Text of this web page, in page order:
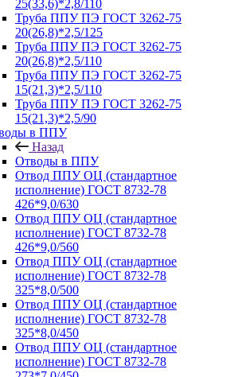
25(33,6)*2,8/110
Труба ППУ ПЭ ГОСТ 3262-75
20(26,8)*2,5/125
Труба ППУ ПЭ ГОСТ 3262-75
20(26,8)*2,5/110
Труба ППУ ПЭ ГОСТ 3262-75
15(21,3)*2,5/110
Труба ППУ ПЭ ГОСТ 3262-75
15(21,3)*2,5/90
в ППУ
Назад
Отводы в ППУ
Отвод ППУ ОЦ (стандартное
исполнение) ГОСТ 8732-78
426*9,0/630
Отвод ППУ ОЦ (стандартное
исполнение) ГОСТ 8732-78
426*9,0/560
Отвод ППУ ОЦ (стандартное
исполнение) ГОСТ 8732-78
325*8,0/500
Отвод ППУ ОЦ (стандартное
исполнение) ГОСТ 8732-78
325*8,0/450
Отвод ППУ ОЦ (стандартное
исполнение) ГОСТ 8732-78